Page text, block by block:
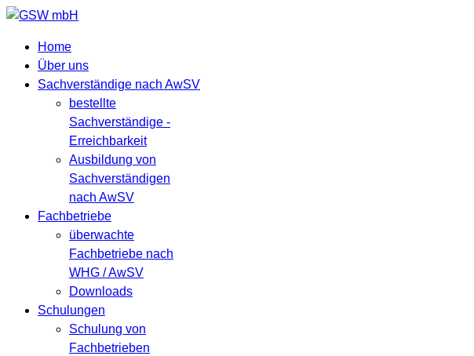
Home
Über uns
Sachverständige nach AwSV
bestellte
Sachverständige -
Erreichbarkeit
Ausbildung von
Sachverständigen
nach AwSV
Fachbetriebe
überwachte
Fachbetriebe nach
WHG / AwSV
Downloads
Schulungen
Schulung von
Fachbetrieben